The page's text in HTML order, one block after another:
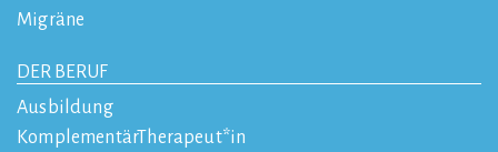
Migräne
DER BERUF
Ausbildung
KomplementärTherapeut*in